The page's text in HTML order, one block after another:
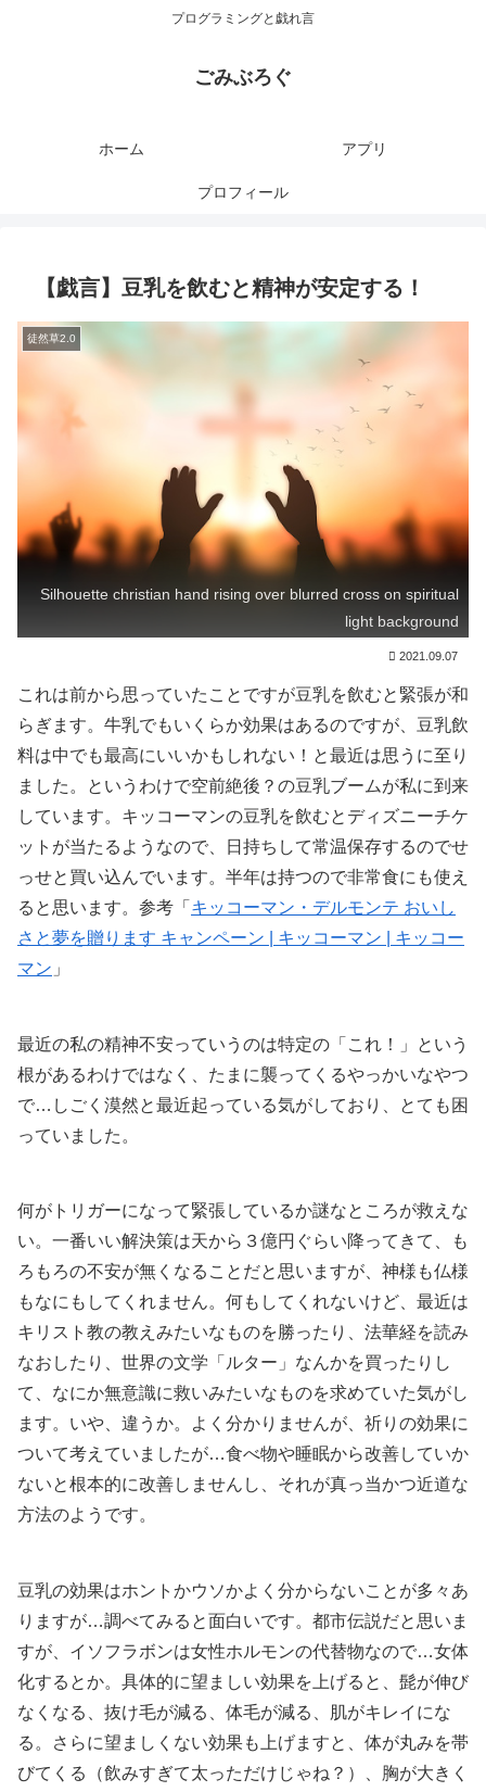
プログラミングと戯れ言
ごみぶろぐ
ホーム アプリ
プロフィール
【戯言】豆乳を飲むと精神が安定する！
徒然草2.0
Silhouette christian hand rising over blurred cross on spiritual
light background
2021.09.07
これは前から思っていたことですが豆乳を飲むと緊張が和
らぎます。牛乳でもいくらか効果はあるのですが、豆乳飲
料は中でも最高にいいかもしれない！と最近は思うに至り
ました。というわけで空前絶後？の豆乳ブームが私に到来
しています。キッコーマンの豆乳を飲むとディズニーチケ
ットが当たるようなので、日持ちして常温保存するのでせ
っせと買い込んでいます。半年は持つので非常食にも使え
ると思います。参考「 キッコーマン・デルモンテ おいし
さと夢を贈ります キャンペーン | キッコーマン | キッコー
マン 」
最近の私の精神不安っていうのは特定の「これ！」という
根があるわけではなく、たまに襲ってくるやっかいなやつ
で…しごく漠然と最近起っている気がしており、とても困
っていました。
何がトリガーになって緊張しているか謎なところが救えな
い。一番いい解決策は天から３億円ぐらい降ってきて、も
ろもろの不安が無くなることだと思いますが、神様も仏様
もなにもしてくれません。何もしてくれないけど、最近は
キリスト教の教えみたいなものを勝ったり、法華経を読み
なおしたり、世界の文学「ルター」なんかを買ったりし
て、なにか無意識に救いみたいなものを求めていた気がし
ます。いや、違うか。よく分かりませんが、祈りの効果に
ついて考えていましたが…食べ物や睡眠から改善していか
ないと根本的に改善しませんし、それが真っ当かつ近道な
方法のようです。
豆乳の効果はホントかウソかよく分からないことが多々あ
りますが…調べてみると面白いです。都市伝説だと思いま
すが、イソフラボンは女性ホルモンの代替物なので…女体
化するとか。具体的に望ましい効果を上げると、髭が伸び
なくなる、抜け毛が減る、体毛が減る、肌がキレイにな
る。さらに望ましくない効果も上げますと、体が丸みを帯
びてくる（飲みすぎて太っただけじゃね？）、胸が大きく